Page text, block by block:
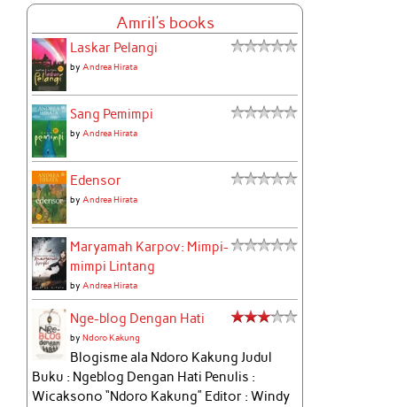
Amril's books
Laskar Pelangi
byAndrea Hirata
Sang Pemimpi
byAndrea Hirata
Edensor
byAndrea Hirata
Maryamah Karpov: Mimpi-
mimpi Lintang
byAndrea Hirata
Nge-blog Dengan Hati
byNdoro Kakung
Blogisme ala Ndoro Kakung Judul
Buku : Ngeblog Dengan Hati Penulis :
Wicaksono “Ndoro Kakung” Editor : Windy